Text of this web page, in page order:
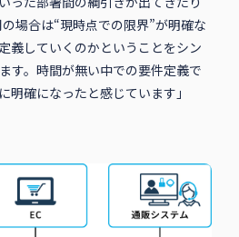
場合は“現時点での限界”が明確な
義していくのかということをシン
す。時間が無い中での要件定義で
明確になったと感じています」